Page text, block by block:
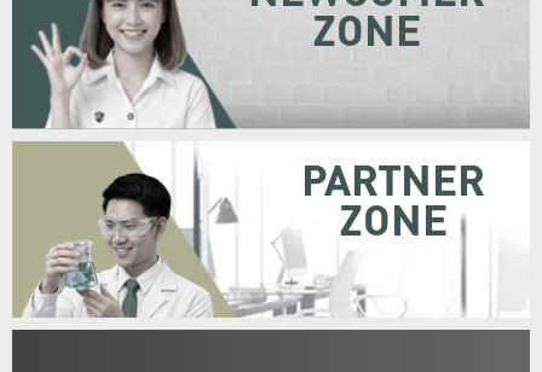
ZONE
PARTNER
ZONE